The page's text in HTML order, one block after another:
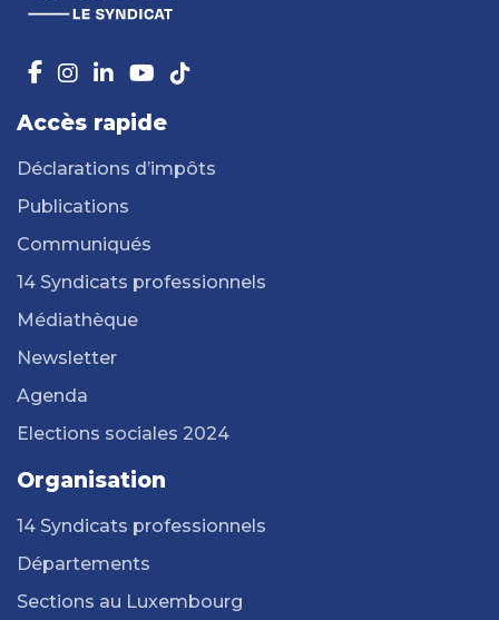
Accès rapide
Déclarations d’impôts
Publications
Communiqués
14 Syndicats professionnels
Médiathèque
Newsletter
Agenda
Elections sociales 2024
Organisation
14 Syndicats professionnels
Départements
Sections au Luxembourg